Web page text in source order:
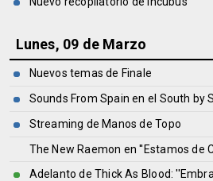
Lunes, 09 de Marzo
Nuevos temas de Finale
Sounds From Spain en el South by
Streaming de Manos de Topo
The New Raemon en ''Estamos de
Adelanto de Thick As Blood: